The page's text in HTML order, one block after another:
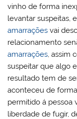
vinho de forma
levantar suspeitas,
amarrações vai
relacionamento
amarrações, assim
suspeitar que algo
resultado tem de
aconteceu de
permitido á pessoa
liberdade de fugir,